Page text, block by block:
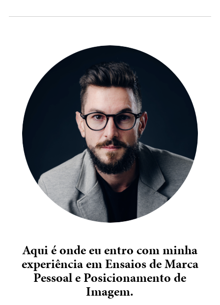
Aqui é onde eu entro com minha
experiência em Ensaios de Marca
Pessoal e Posicionamento de
Imagem.